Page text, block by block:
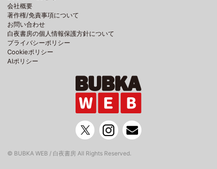
会社概要
著作権/免責事項について
お問い合わせ
白夜書房の個人情報保護方針について
プライバシーポリシー
Cookieポリシー
AIポリシー
© BUBKA WEB / 白夜書房 All Rights Reserved.